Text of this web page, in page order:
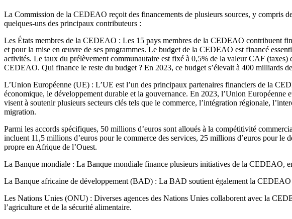
La Commission de la CEDEAO reçoit des financements de plusieurs sources, y compris
quelques-uns des principaux contributeurs :
Les États membres de la CEDEAO : Les 15 pays membres de la CEDEAO contribuent
et pour la mise en œuvre de ses programmes. Le budget de la CEDEAO est financé
activités. Le taux du prélèvement communautaire est fixé à 0,5% de la valeur CAF
CEDEAO. Qui finance le reste du budget ? En 2023, ce budget s’élevait à 400 milliards
L’Union Européenne (UE) : L’UE est l’un des principaux partenaires financiers de la
économique, le développement durable et la gouvernance. En 2023, l’Union
visent à soutenir plusieurs secteurs clés tels que le commerce, l’intégration régionale,
migration.
Parmi les accords spécifiques, 50 millions d’euros sont alloués à la compétitivité
incluent 11,5 millions d’euros pour le commerce des services, 25 millions d’euros pour le
propre en Afrique de l’Ouest.
La Banque mondiale : La Banque mondiale finance plusieurs initiatives de la CEDEAO,
La Banque africaine de développement (BAD) : La BAD soutient également la CEDEAO
Les Nations Unies (ONU) : Diverses agences des Nations Unies collaborent avec la
l’agriculture et de la sécurité alimentaire.